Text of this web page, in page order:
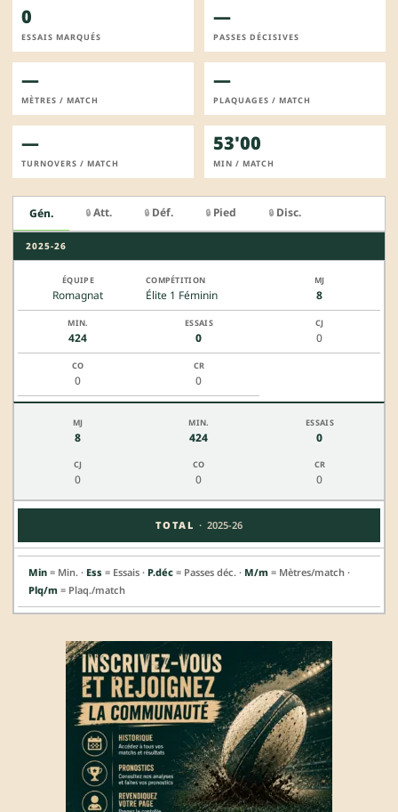
0
ESSAIS MARQUÉS
—
PASSES DÉCISIVES
—
MÈTRES / MATCH
—
PLAQUAGES / MATCH
—
TURNOVERS / MATCH
53'00
MIN / MATCH
Gén. 🔒 Att. 🔒 Déf. 🔒 Pied 🔒 Disc.
2025-26
Romagnat Élite 1 Féminin 8
424 0 0
0 0
8 424 0
0 0 0
TOTAL · 2025-26
Min = Min. · Ess = Essais · P.déc = Passes déc. · M/m = Mètres/match ·
Plq/m = Plaq./match